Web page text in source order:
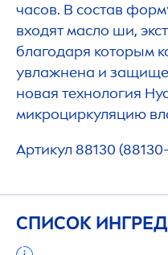
часов. В состав
входят масло ши,
благодаря которым
увлажнена и
новая технология
микроциркуляцию
Артикул 88130
СПИСОК